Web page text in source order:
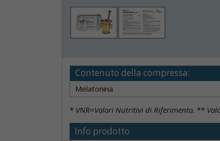
Contenuto della compressa:
Melatonina
* VNR=Valori Nutritivi di Riferimento. **
Info prodotto